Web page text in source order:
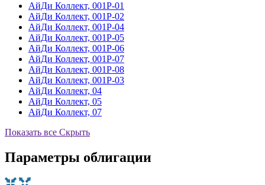
АйДи Коллект, 001P-01
АйДи Коллект, 001P-02
АйДи Коллект, 001P-04
АйДи Коллект, 001P-05
АйДи Коллект, 001P-06
АйДи Коллект, 001P-07
АйДи Коллект, 001P-08
АйДи Коллект, 001Р-03
АйДи Коллект, 04
АйДи Коллект, 05
АйДи Коллект, 07
Показать все Скрыть
Параметры облигации